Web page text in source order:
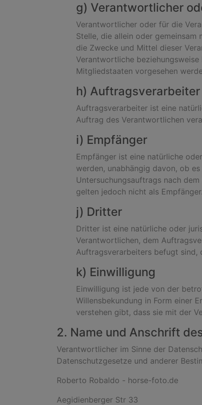
g) Verantwortlicher
Verantwortlicher oder für die
Stelle, die allein oder
die Zwecke und Mittel dieser
Verantwortliche
Mitgliedstaaten vorgesehen
h) Auftragsverarbeiter
Auftragsverarbeiter ist eine
Auftrag des Verantwortlichen
i) Empfänger
Empfänger ist eine natürliche
werden, unabhängig davon, ob
Untersuchungsauftrags nach
gelten jedoch nicht als Empfänger.
j) Dritter
Dritter ist eine natürliche oder
Verantwortlichen, dem
Auftragsverarbeiters befugt sind,
k) Einwilligung
Einwilligung ist jede von der
Willensbekundung in Form einer
verstehen gibt, dass sie mit der
2. Name und Anschrift
Verantwortlicher im Sinne der
Datenschutzgesetze und anderer
Roberto Robaldo - horse-foto.de
Aegidienberger Str 33